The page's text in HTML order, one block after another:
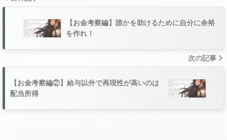
【お金考察編】誰かを助けるために自分に余裕
を作れ！
次の記事
【お金考察編②】給与以外で再現性が高いのは
配当所得